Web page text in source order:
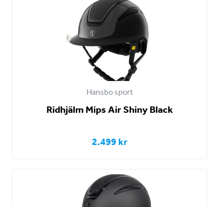
Hansbo sport
Ridhjälm Mips Air Shiny Black
2.499 kr